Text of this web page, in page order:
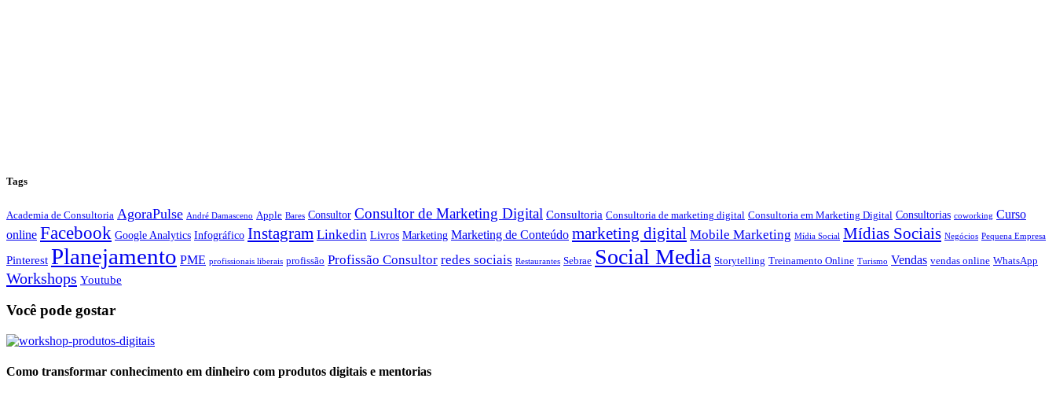
Tags
Academia de Consultoria AgoraPulse André Damasceno Apple Bares Consultor Consultor de Marketing Digital Consultoria Consultoria de marketing digital Consultoria em Marketing Digital Consultorias coworking Curso
online Facebook Google Analytics Infográfico Instagram Linkedin Livros Marketing Marketing de Conteúdo marketing digital Mobile Marketing Mídia Social Mídias Sociais Negócios Pequena Empresa
Pinterest Planejamento PME profissionais liberais profissão Profissão Consultor redes sociais Restaurantes Sebrae Social Media Storytelling Treinamento Online Turismo Vendas vendas online WhatsApp
Workshops Youtube
Você pode gostar
Como transformar conhecimento em dinheiro com produtos digitais e mentorias